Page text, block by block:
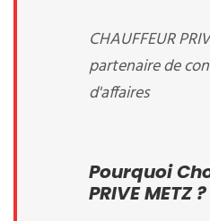
CHAUFFEUR
partenaire de
d'affaires
Pourquoi
PRIVE METZ ?